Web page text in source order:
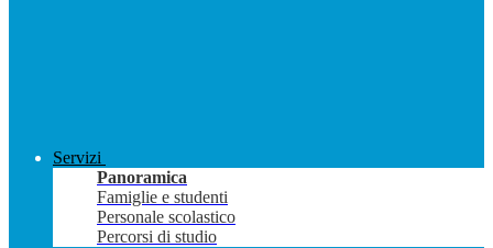
Servizi
Panoramica
Famiglie e studenti
Personale scolastico
Percorsi di studio